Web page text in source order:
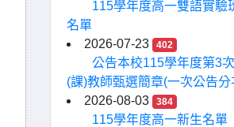
115學年度高一雙語實驗
名單
2026-07-23
402
公告本校115學年度第3
(課)教師甄選簡章(一次公告分
2026-08-03
384
115學年度高一新生名單